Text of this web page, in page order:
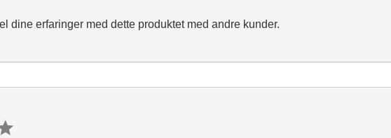
dine erfaringer med dette produktet med andre kunder.